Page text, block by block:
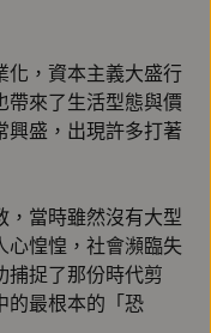
化，資本主義大盛行
帶來了生活型態與價
興盛，出現許多打著
，當時雖然沒有大型
心惶惶，社會瀕臨失
捕捉了那份時代剪
的最根本的「恐